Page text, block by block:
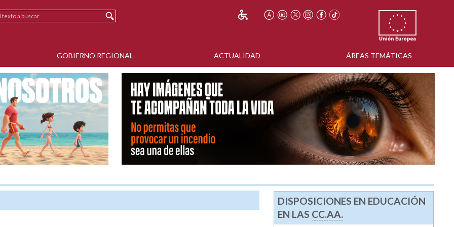
GOBIERNO REGIONAL ACTUALIDAD ÁREAS TEMÁTICAS
DISPOSICIONES EN EDUCACIÓN
EN LAS CC.AA.